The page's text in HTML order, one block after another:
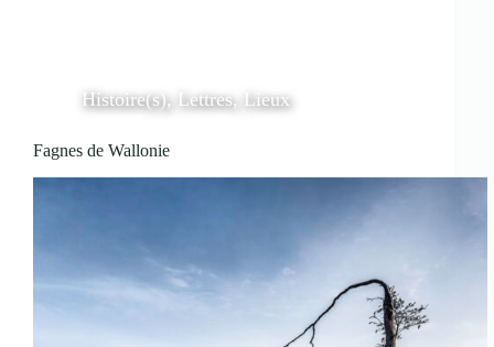
Histoire(s), Lettres, Lieux
Fagnes de Wallonie